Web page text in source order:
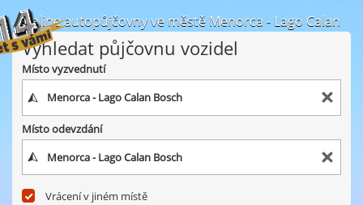
online autopůjčovny ve městě Menorca - Lago Calan
Vyhledat půjčovnu vozidel
Místo vyzvednutí
Místo odevzdání
Vrácení v jiném místě